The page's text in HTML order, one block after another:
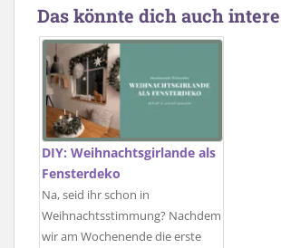
Das könnte dich auch
DIY: Weihnachtsgirlande als
Fensterdeko
Na, seid ihr schon in
Weihnachtsstimmung? Nachdem
wir am Wochenende die erste